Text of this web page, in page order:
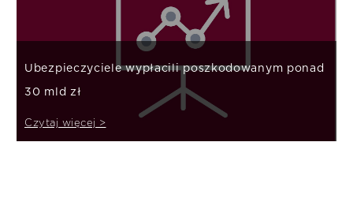
Ubezpieczyciele wypłacili poszkodowanym ponad
30 mld zł
Czytaj więcej >